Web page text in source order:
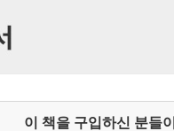
이 책을 구입하신 분들이